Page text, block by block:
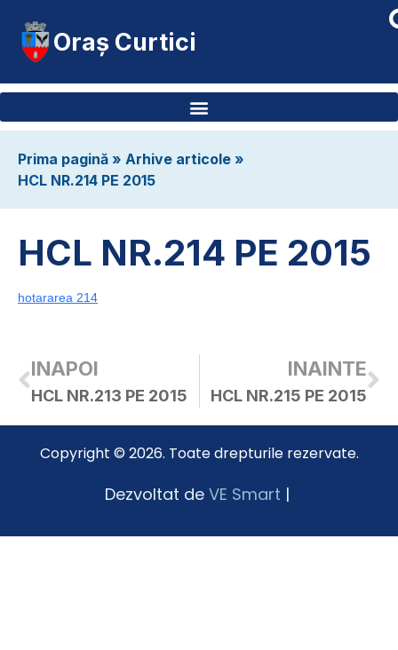
Oraș Curtici
Prima pagină » Arhive articole »
HCL NR.214 PE 2015
HCL NR.214 PE 2015
hotararea 214
INAPOI
HCL NR.213 PE 2015
INAINTE
HCL NR.215 PE 2015
Copyright © 2026. Toate drepturile rezervate.
Dezvoltat de VE Smart |